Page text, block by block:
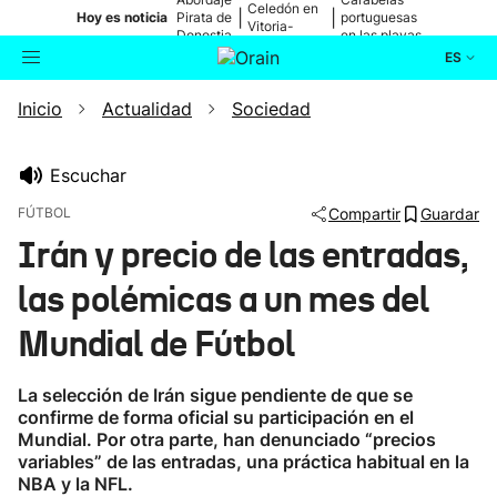
Hoy es noticia Pirata de
Donostia
Celedón en
Vitoria-
portuguesas
en las playas
ES
Buscador Actualidad
Ikusmiran
Eguraldia
Inicio Actualidad Sociedad
Escuchar
FÚTBOL Compartir Guardar
Irán y precio de las entradas,
las polémicas a un mes del
Mundial de Fútbol
La selección de Irán sigue pendiente de que se
confirme de forma oficial su participación en el
Mundial. Por otra parte, han denunciado “precios
variables” de las entradas, una práctica habitual en la
NBA y la NFL.